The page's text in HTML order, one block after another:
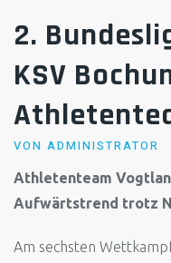
2.
KSV
VON ADMINISTRATOR
Athletenteam
Aufwärtstrend trotz
Am sechsten